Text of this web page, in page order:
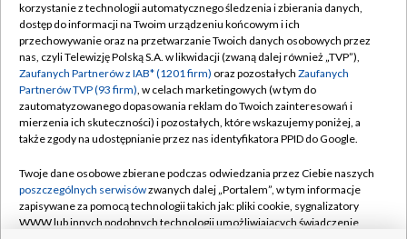
TVP
Abonament TVP
Emisja w TVP
Centrum informacji TVP
Naziemna Telewizja Cyfrowa
Rada Programowa
System NOS
Regulamin TVP
Polityka prywatności
Moje zgody
Pomoc
Kontakt
korzystanie z technologii automatycznego śledzenia i zbierania danych,
dostęp do informacji na Twoim urządzeniu końcowym i ich
przechowywanie oraz na przetwarzanie Twoich danych osobowych przez
nas, czyli Telewizję Polską S.A. w likwidacji (zwaną dalej również „TVP”),
Zaufanych Partnerów z IAB* (1201 firm) oraz pozostałych Zaufanych
Partnerów TVP (93 firm), w celach marketingowych (w tym do
zautomatyzowanego dopasowania reklam do Twoich zainteresowań i
mierzenia ich skuteczności) i pozostałych, które wskazujemy poniżej, a
także zgody na udostępnianie przez nas identyfikatora PPID do Google.
Twoje dane osobowe zbierane podczas odwiedzania przez Ciebie naszych
poszczególnych serwisówzwanych dalej „Portalem”, w tym informacje
zapisywane za pomocą technologii takich jak: pliki cookie, sygnalizatory
WWW lub innych podobnych technologii umożliwiających świadczenie